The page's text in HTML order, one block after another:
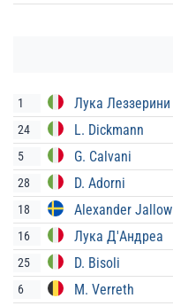
1 Лука Леззерини
24 L. Dickmann
5 G. Calvani
28 D. Adorni
18 Alexander Jallow
16 Лука Д'Андреа
25 D. Bisoli
6 M. Verreth